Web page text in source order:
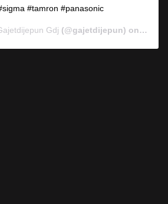
#tamron #panasonic
Gdj (@gajetdijepun) on Jan 7,